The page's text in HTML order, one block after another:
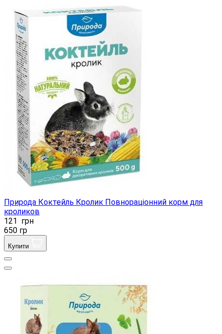
Природа Коктейль Кролик Повнораціонний корм для
кроликов
121
грн
650 гр
Купити